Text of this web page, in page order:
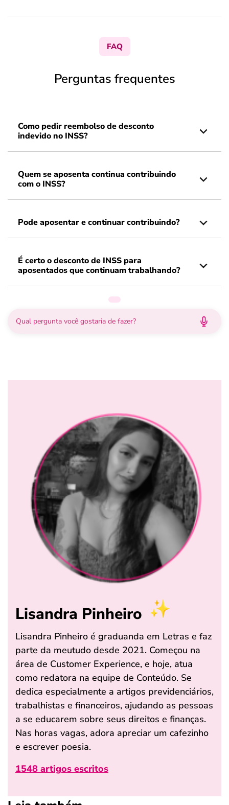
FAQ
Perguntas frequentes
Como pedir reembolso de desconto
indevido no INSS?
Quem se aposenta continua contribuindo
com o INSS?
Pode aposentar e continuar contribuindo?
É certo o desconto de INSS para
aposentados que continuam trabalhando?
Lisandra Pinheiro
Lisandra Pinheiro é graduanda em Letras e faz
parte da meutudo desde 2021. Começou na
área de Customer Experience, e hoje, atua
como redatora na equipe de Conteúdo. Se
dedica especialmente a artigos previdenciários,
trabalhistas e financeiros, ajudando as pessoas
a se educarem sobre seus direitos e finanças.
Nas horas vagas, adora apreciar um cafezinho
e escrever poesia.
1548 artigos escritos